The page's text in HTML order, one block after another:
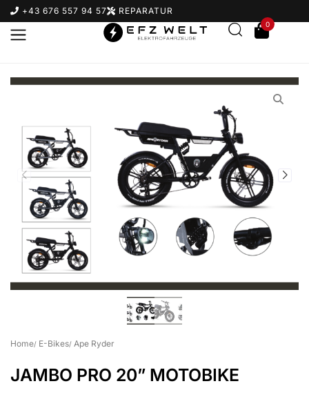
+43 676 557 94 57 REPARATUR
0
Home E-Bikes Ape Ryder
JAMBO PRO 20” MOTOBIKE